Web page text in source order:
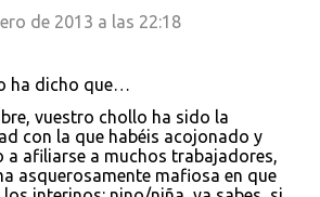
de 2013 a las 22:18
ha dicho que…
vuestro chollo ha sido la
con la que habéis acojonado y
a afiliarse a muchos trabajadores,
asquerosamente mafiosa en que